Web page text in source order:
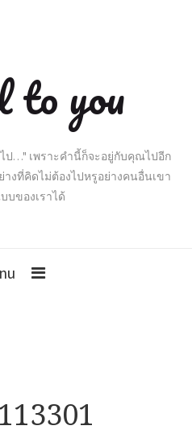
to you
ป…" เพราะคำนี้ก็จะอยู่กับคุณไปอีก
งที่คิดไม่ต้องไปหรูอย่างคนอื่นเขา
บของเราได้